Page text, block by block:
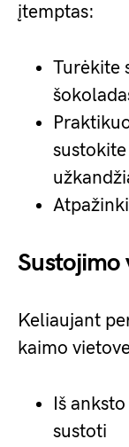
įtemptas:
Turėkite
Keliaujant
kaimo
Iš
sustoti